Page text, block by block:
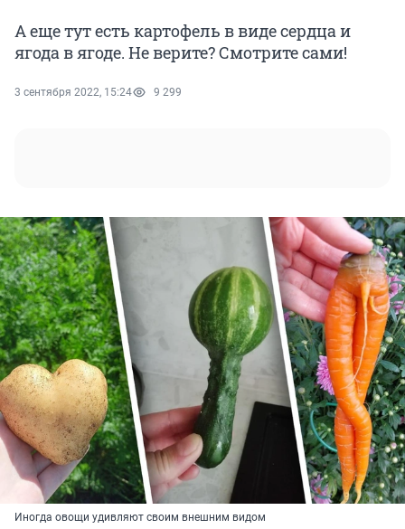
А еще тут есть картофель в виде сердца и
ягода в ягоде. Не верите? Смотрите сами!
3 сентября 2022, 15:24 9 299
Иногда овощи удивляют своим внешним видом